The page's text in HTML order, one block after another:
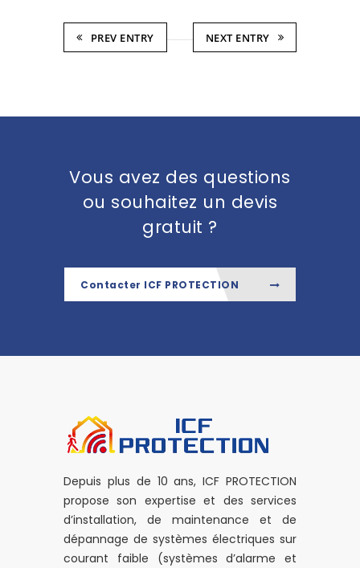
PREV ENTRY NEXT ENTRY
Vous avez des questions
ou souhaitez un devis
gratuit ?
Contacter ICF PROTECTION
Depuis plus de 10 ans, ICF PROTECTION
propose son expertise et des services
d’installation, de maintenance et de
dépannage de systèmes électriques sur
courant faible (systèmes d’alarme et